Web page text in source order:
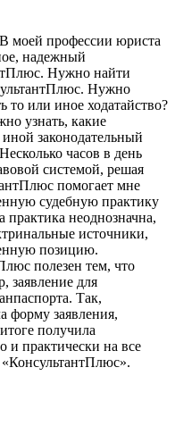
моей профессии юриста
надежный
Нужно найти
Нужно
то или иное ходатайство?
узнать, какие
законодательный
часов в день
системой, решая
помогает мне
судебную практику
неоднозначна,
источники,
позицию.
полезен тем, что
заявление для
Так,
форму заявления,
получила
и практически на все